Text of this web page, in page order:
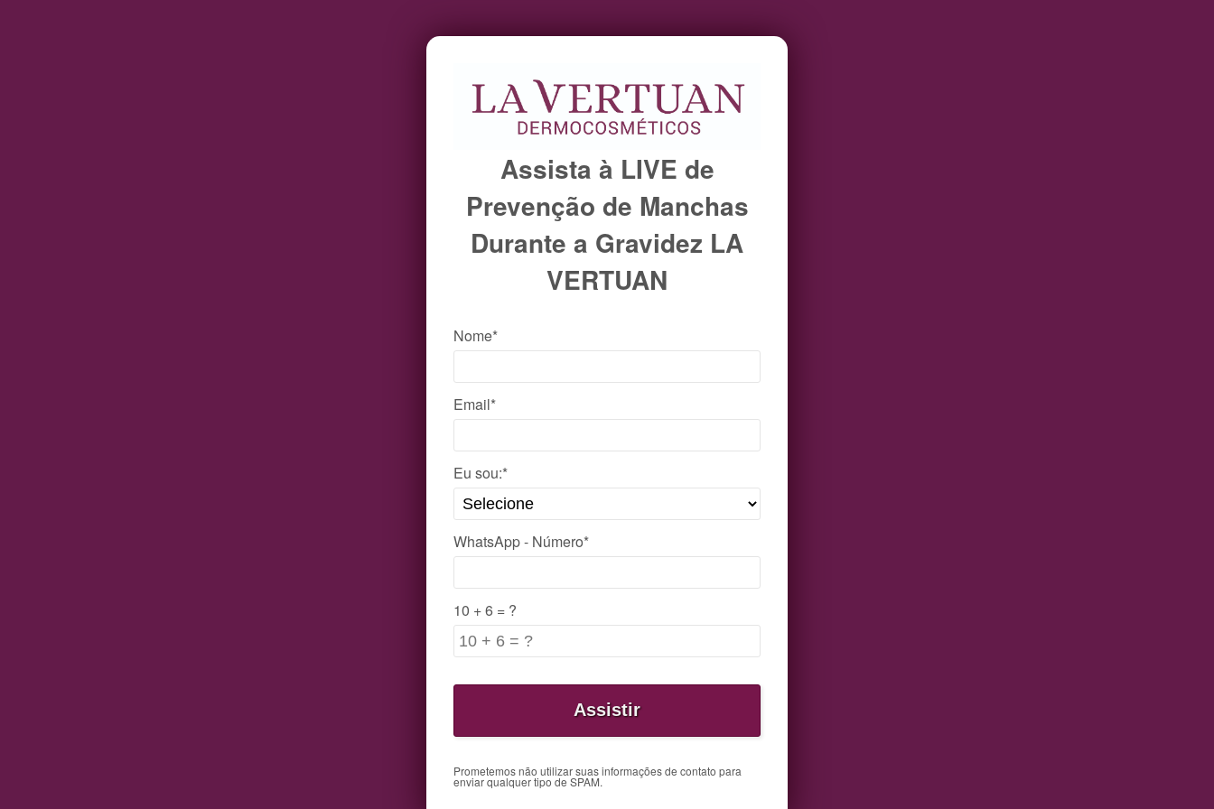
Assista à LIVE de
Prevenção de Manchas
Durante a Gravidez LA
VERTUAN
Nome*
Email*
Eu sou:*
WhatsApp - Número*
10 + 6 = ?
Prometemos não utilizar suas informações de contato para
enviar qualquer tipo de SPAM.